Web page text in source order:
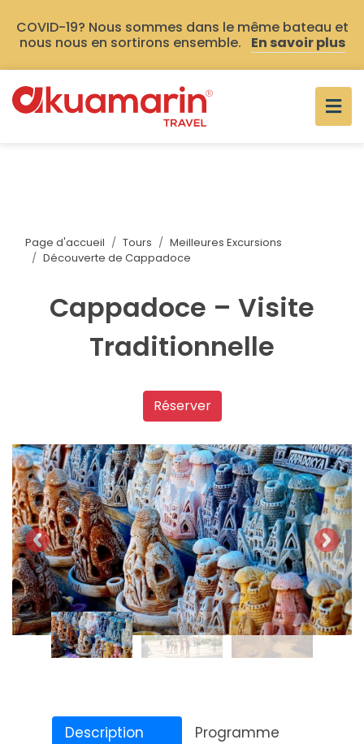
COVID-19? Nous sommes dans le même bateau et
nous nous en sortirons ensemble.
En savoir plus
Page d'accueil Tours
Meilleures Excursions
Découverte de Cappadoce
Cappadoce – Visite
Traditionnelle
Réserver
Description
Programme